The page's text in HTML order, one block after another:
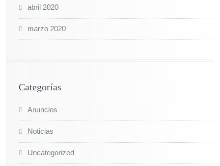
abril 2020
marzo 2020
Categorías
Anuncios
Noticias
Uncategorized